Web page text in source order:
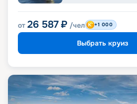
от 26 587 ₽ /чел +1 000
Выбрать круиз